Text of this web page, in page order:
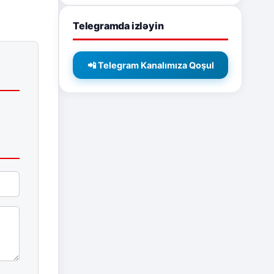
Telegramda izləyin
📲 Telegram Kanalımıza Qoşul